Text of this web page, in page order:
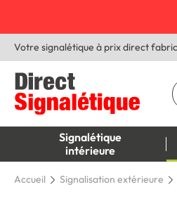
Votre signalétique à prix direct
Signalétique
intérieure
Accueil Signalisation extérieure